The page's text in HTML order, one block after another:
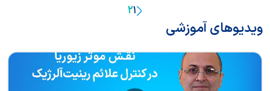
1
2
ویدیوهای آموزشی